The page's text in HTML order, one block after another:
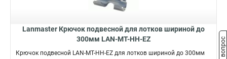
Lanmaster Крючок подвесной для лотков шириной до
300мм LAN-MT-HH-EZ
Крючок подвесной LAN-MT-HH-EZ для лотков шириной до 300мм